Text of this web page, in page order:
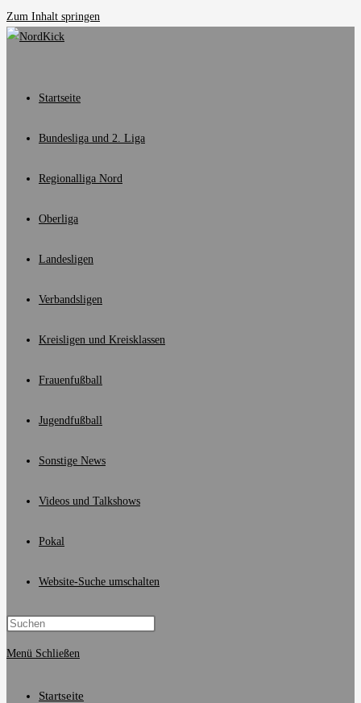
Zum Inhalt springen
Startseite
Bundesliga und 2. Liga
Regionalliga Nord
Oberliga
Landesligen
Verbandsligen
Kreisligen und Kreisklassen
Frauenfußball
Jugendfußball
Sonstige News
Videos und Talkshows
Pokal
Website-Suche umschalten
Menü Schließen
Startseite